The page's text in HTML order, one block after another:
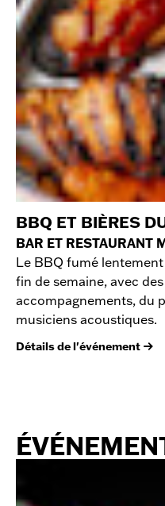
BBQ ET BIÈRES
BAR ET RESTAURANT
Le BBQ fumé
fin de semaine, avec
accompagnements, du
musiciens acoustiques.
Détails de l'événement